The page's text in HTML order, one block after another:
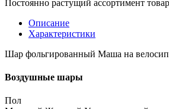
Постоянно растущий ассортимент
Описание
Характеристики
Шар фольгированный Маша на
Воздушные шары
Пол